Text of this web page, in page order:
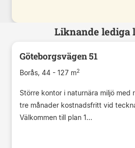
Liknande lediga
Göteborgsvägen 51
Borås, 44 - 127 m2
Större kontor i naturnära miljö med
tre månader kostnadsfritt vid
Välkommen till plan 1...